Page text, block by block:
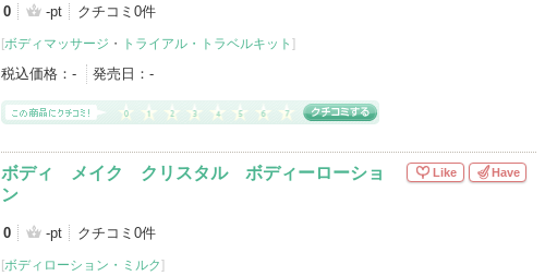
0 -pt クチコミ0件
[ボディマッサージ ・ トライアル・トラベルキット ]
税込価格： - 発売日： -
ボディ メイク クリスタル ボディーローショ
ン
0 -pt クチコミ0件
[ボディローション・ミルク]
Like Have